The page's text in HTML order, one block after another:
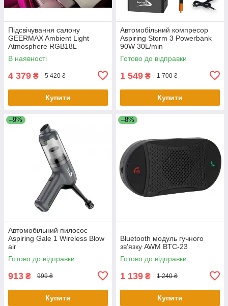
Підсвічування салону
GEERMAX Ambient Light
Atmosphere RGB18L
В наявності
4 379 ₴ 5 420 ₴
Купити
Автомобільний компресор
Aspiring Storm 3 Powerbank
90W 30L/min
Готово до відправки
1 549 ₴ 1 700 ₴
Купити
–9%
Автомобільний пилосос
Aspiring Gale 1 Wireless Blow
air
Готово до відправки
913 ₴ 999 ₴
Купити
–8%
Bluetooth модуль гучного
зв'язку AWM BTC-23
Готово до відправки
1 139 ₴ 1 240 ₴
Купити